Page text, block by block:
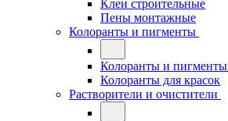
Клеи строительные
Пены монтажные
Колоранты и пигменты
Колоранты и пигменты
Колоранты для красок
Растворители и очистители